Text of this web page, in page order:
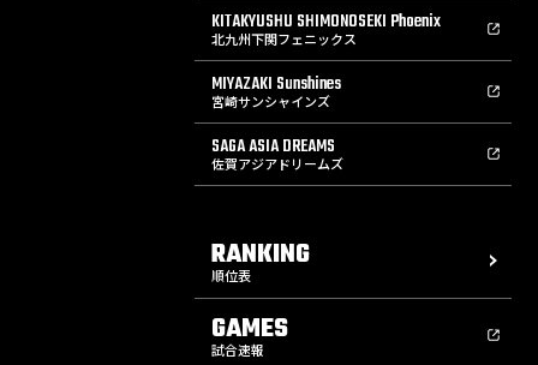
KITAKYUSHU SHIMONOSEKI Phoenix
北九州下関フェニックス
MIYAZAKI Sunshines
宮崎サンシャインズ
SAGA ASIA DREAMS
佐賀アジアドリームズ
RANKING
順位表
GAMES
試合速報